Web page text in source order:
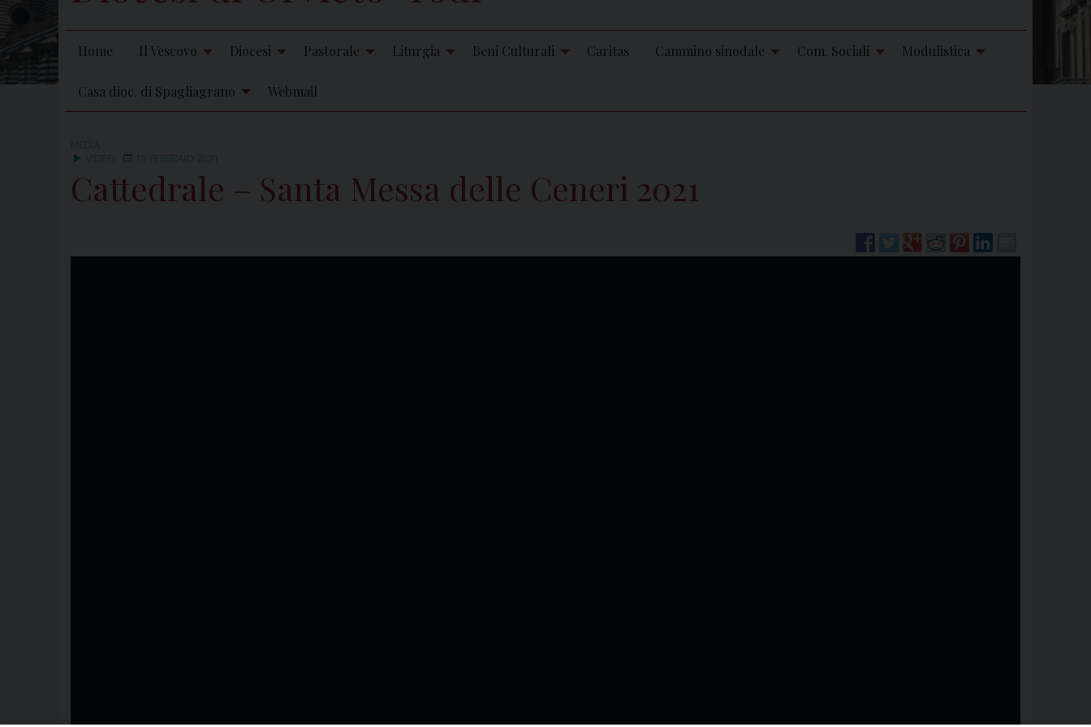
Home Il Vescovo Diocesi Pastorale Liturgia Beni Culturali Caritas Cammino sinodale Com. Sociali Modulistica
Casa dioc. di Spagliagrano Webmail
MEDIA
VIDEO
19 FEBBRAIO 2021
Cattedrale – Santa Messa delle Ceneri 2021